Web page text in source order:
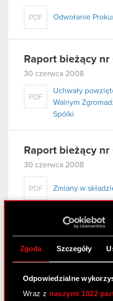
Zgoda Szczegóły
Odpowiedzialne
Wraz z naszymi 1022
PDF Odwołanie
Raport bieżący
30 czerwca 2008
PDF
Uchwały
Walnym
Spólki
Raport bieżący
30 czerwca 2008
PDF Zmiany w
Raport bieżący nr
19 czerwca 2008